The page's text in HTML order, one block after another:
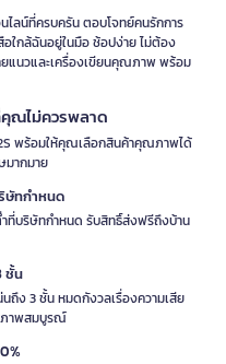
ไลน์ที่ครบครัน ตอบโจทย์คนรักการ
ใกล้ฉันอยู่ในมือ ช้อปง่าย ไม่ต้อง
แนวและเครื่องเขียนคุณภาพ พร้อม
ณไม่ควรพลาด
พร้อมให้คุณเลือกสินค้าคุณภาพได้
มากมาย
ษัทกำหนด
ที่บริษัทกำหนด รับสิทธิ์ส่งฟรีถึงบ้าน
ชั้น
ถึง 3 ชั้น หมดกังวลเรื่องความเสีย
ภาพสมบูรณ์